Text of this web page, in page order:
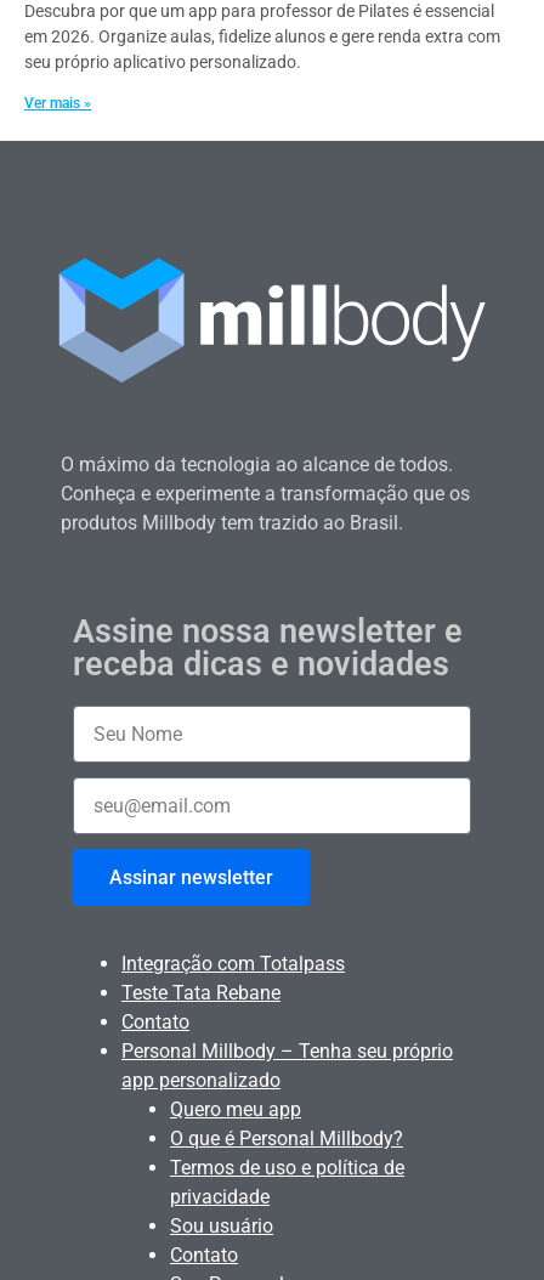
Descubra por que um app para professor de Pilates é essencial
em 2026. Organize aulas, fidelize alunos e gere renda extra com
seu próprio aplicativo personalizado.
Ver mais »
O máximo da tecnologia ao alcance de todos.
Conheça e experimente a transformação que os
produtos Millbody tem trazido ao Brasil.
Assine nossa newsletter e
receba dicas e novidades
Assinar newsletter
Integração com Totalpass
Teste Tata Rebane
Contato
Personal Millbody – Tenha seu próprio
app personalizado
Quero meu app
O que é Personal Millbody?
Termos de uso e política de
privacidade
Sou usuário
Contato